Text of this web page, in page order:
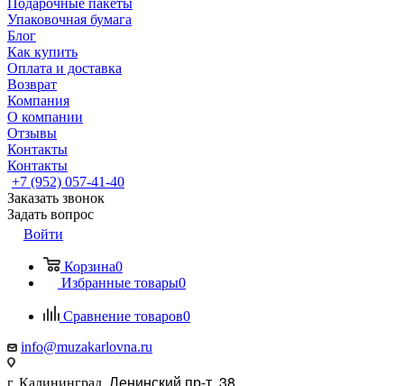
Подарочные пакеты
Упаковочная бумага
Блог
Как купить
Оплата и доставка
Возврат
Компания
О компании
Отзывы
Контакты
Контакты
+7 (952) 057-41-40
Заказать звонок
Задать вопрос
Войти
Корзина0
Избранные товары0
Сравнение товаров0
info@muzakarlovna.ru
г. Калининград,